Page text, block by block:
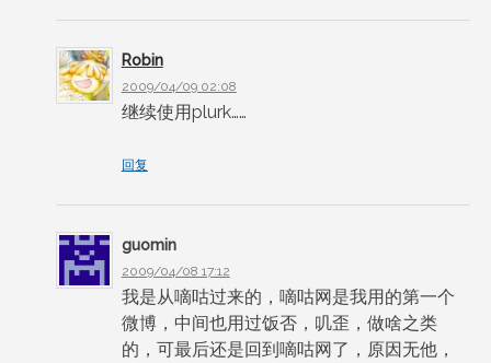
Robin
2009/04/09 02:08
继续使用plurk……
回复
guomin
2009/04/08 17:12
我是从嘀咕过来的，嘀咕网是我用的第一个
微博，中间也用过饭否，叽歪，做啥之类
的，可最后还是回到嘀咕网了，原因无他，